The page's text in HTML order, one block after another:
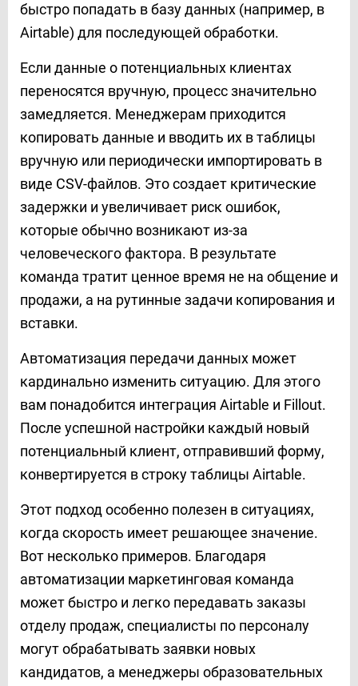
быстро попадать в базу данных (например, в
Airtable) для последующей обработки.
Если данные о потенциальных клиентах
переносятся вручную, процесс значительно
замедляется. Менеджерам приходится
копировать данные и вводить их в таблицы
вручную или периодически импортировать в
виде CSV-файлов. Это создает критические
задержки и увеличивает риск ошибок,
которые обычно возникают из-за
человеческого фактора. В результате
команда тратит ценное время не на общение и
продажи, а на рутинные задачи копирования и
вставки.
Автоматизация передачи данных может
кардинально изменить ситуацию. Для этого
вам понадобится интеграция Airtable и Fillout.
После успешной настройки каждый новый
потенциальный клиент, отправивший форму,
конвертируется в строку таблицы Airtable.
Этот подход особенно полезен в ситуациях,
когда скорость имеет решающее значение.
Вот несколько примеров. Благодаря
автоматизации маркетинговая команда
может быстро и легко передавать заказы
отделу продаж, специалисты по персоналу
могут обрабатывать заявки новых
кандидатов, а менеджеры образовательных